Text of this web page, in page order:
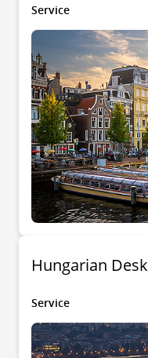
Service
Hungarian Desk
Service